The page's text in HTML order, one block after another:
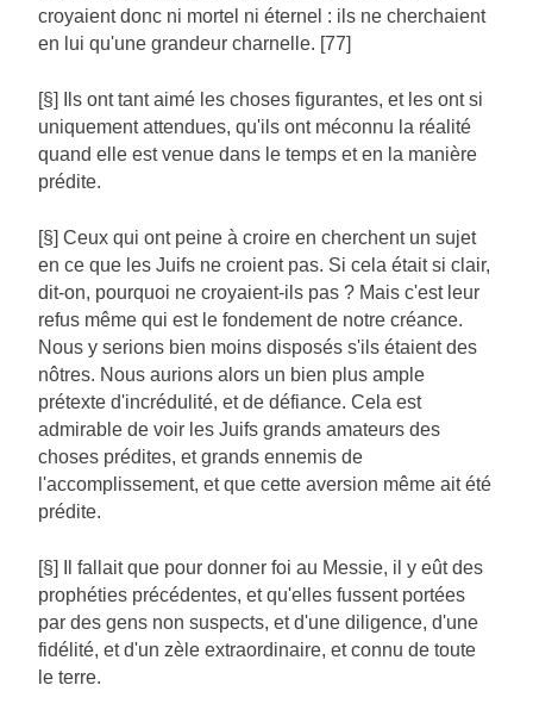
croyaient donc ni mortel ni éternel : ils ne cherchaient
en lui qu'une grandeur charnelle. [77]
[§] Ils ont tant aimé les choses figurantes, et les ont si
uniquement attendues, qu'ils ont méconnu la réalité
quand elle est venue dans le temps et en la manière
prédite.
[§] Ceux qui ont peine à croire en cherchent un sujet
en ce que les Juifs ne croient pas. Si cela était si clair,
dit-on, pourquoi ne croyaient-ils pas ? Mais c'est leur
refus même qui est le fondement de notre créance.
Nous y serions bien moins disposés s'ils étaient des
nôtres. Nous aurions alors un bien plus ample
prétexte d'incrédulité, et de défiance. Cela est
admirable de voir les Juifs grands amateurs des
choses prédites, et grands ennemis de
l'accomplissement, et que cette aversion même ait été
prédite.
[§] Il fallait que pour donner foi au Messie, il y eût des
prophéties précédentes, et qu'elles fussent portées
par des gens non suspects, et d'une diligence, d'une
fidélité, et d'un zèle extraordinaire, et connu de toute
le terre.